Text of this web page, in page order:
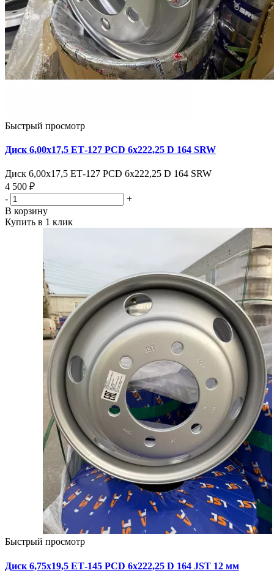
Быстрый просмотр
Диск 6,00х17,5 ЕТ-127 PCD 6х222,25 D 164 SRW
Диск 6,00х17,5 ЕТ-127 PCD 6х222,25 D 164 SRW
4 500 ₽
-
+
В корзину
Купить в 1 клик
Быстрый просмотр
Диск 6,75х19,5 ЕТ-145 PCD 6x222,25 D 164 JST 12 мм